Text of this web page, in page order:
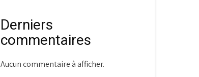
Derniers
commentaires
Aucun commentaire à afficher.